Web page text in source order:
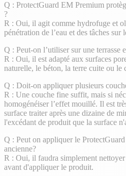
Q : ProtectGuard EM Premium
?
R : Oui, il agit comme hydrofuge et
pénétration de l’eau et des tâches sur
Q : Peut-on l’utiliser sur une terrasse
R : Oui, il est adapté aux surfaces
naturelle, le béton, la terre cuite ou le
Q : Doit-on appliquer plusieurs
R : Une couche fine suffit, mais si
homogénéiser l’effet mouillé. Il est
surface traiter après une dizaine de
l'excédant de produit que la surface
Q : Peut on appliquer le
ancienne?
R : Oui, il faudra simplement nettoyer
avant d'appliquer le produit.